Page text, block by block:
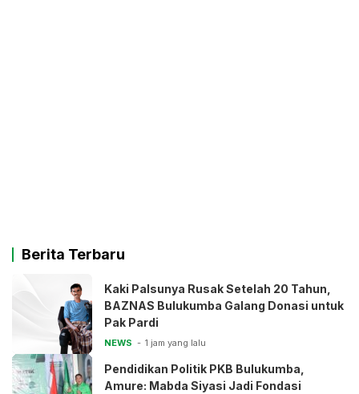
Berita Terbaru
Kaki Palsunya Rusak Setelah 20 Tahun,
BAZNAS Bulukumba Galang Donasi untuk
Pak Pardi
NEWS 1 jam yang lalu
Pendidikan Politik PKB Bulukumba,
Amure: Mabda Siyasi Jadi Fondasi